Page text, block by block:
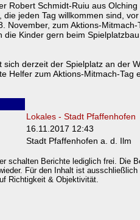
Robert Schmidt-Ruiu aus
jeden Tag willkommen sind,
November, zum Aktions-
die Kinder gern beim
derzeit der Spielplatz an der
Helfer zum Aktions-Mitmach-Tag
Lokales - Stadt Pfaffenhofen
16.11.2017 12:43
Stadt Pfaffenhofen a. d. Ilm
schalten Berichte lediglich frei. Die
Für den Inhalt ist
Richtigkeit & Objektivität.